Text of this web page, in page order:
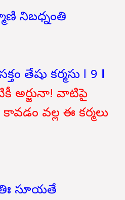
నిబధ్నంతి
తేషు కర్మసు ‖ 9 ‖
అర్జునా! వాటిపై
వల్ల ఈ కర్మలు
సూయతే